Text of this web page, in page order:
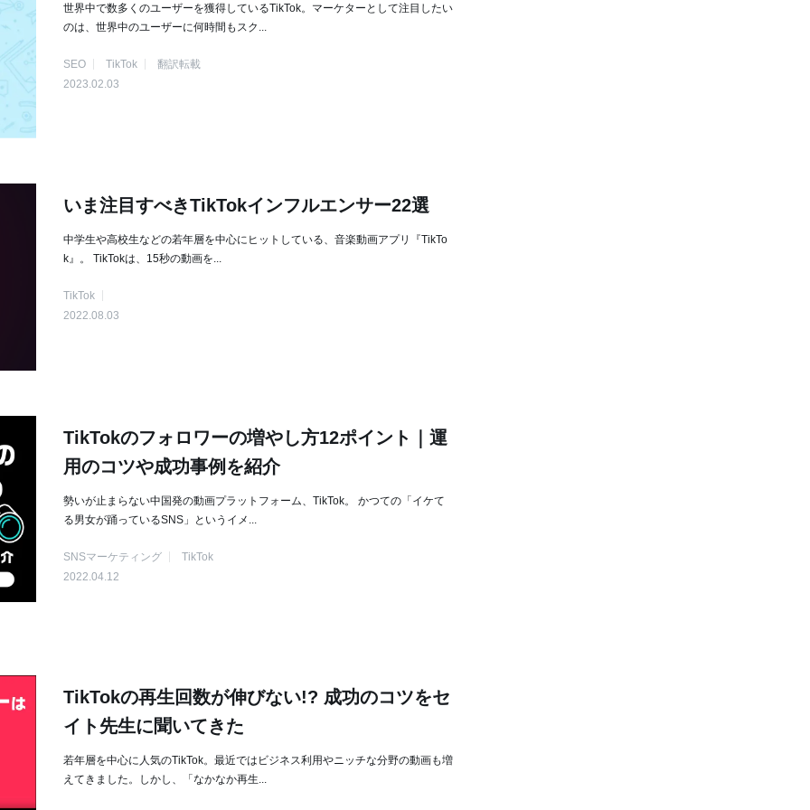
世界中で数多くのユーザーを獲得しているTikTok。マーケターとして注目したい
のは、世界中のユーザーに何時間もスク...
SEO TikTok
翻訳転載
2023.02.03
いま注目すべきTikTokインフルエンサー22選
中学生や高校生などの若年層を中心にヒットしている、音楽動画アプリ『TikTo
k』。 TikTokは、15秒の動画を...
TikTok
2022.08.03
TikTokのフォロワーの増やし方12ポイント｜運
用のコツや成功事例を紹介
勢いが止まらない中国発の動画プラットフォーム、TikTok。 かつての「イケて
る男女が踊っているSNS」というイメ...
SNSマーケティング
TikTok
2022.04.12
TikTokの再生回数が伸びない!? 成功のコツをセ
イト先生に聞いてきた
若年層を中心に人気のTikTok。最近ではビジネス利用やニッチな分野の動画も増
えてきました。しかし、「なかなか再生...